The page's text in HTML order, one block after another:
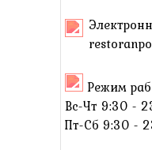
Режим
Вс-Чт 9:30 -
Пт-Сб 9:30 -